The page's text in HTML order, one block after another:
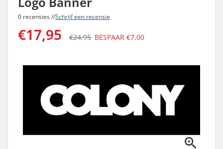
0 recensies //Schrijf een recensie
€17,95 €24,95 BESPAAR €7,00